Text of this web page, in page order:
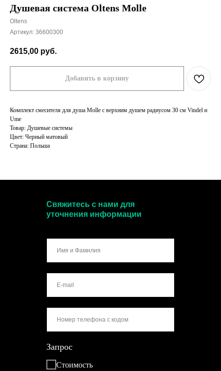
Душевая система Oltens Molle
Oltens
Артикул: 36600300
2615,00 руб.
Добавить в корзину
Комплект смесителя для душа Molle с верхним душем радиусом 30 см Vindel и
Ume
Товар: Душевые системы
Цвет: Черный матовый
Страна: Польша
Запрос
Стоимость
Свяжитесь с нами для
уточнения информации